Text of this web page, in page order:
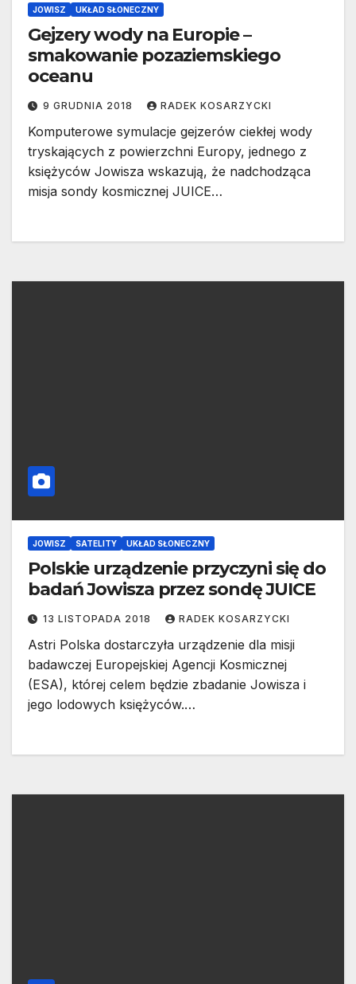
JOWISZ UKŁAD SŁONECZNY
Gejzery wody na Europie –
smakowanie pozaziemskiego
oceanu
9 GRUDNIA 2018 RADEK KOSARZYCKI
Komputerowe symulacje gejzerów ciekłej wody
tryskających z powierzchni Europy, jednego z
księżyców Jowisza wskazują, że nadchodząca
misja sondy kosmicznej JUICE…
JOWISZ SATELITY UKŁAD SŁONECZNY
Polskie urządzenie przyczyni się do
badań Jowisza przez sondę JUICE
13 LISTOPADA 2018 RADEK KOSARZYCKI
Astri Polska dostarczyła urządzenie dla misji
badawczej Europejskiej Agencji Kosmicznej
(ESA), której celem będzie zbadanie Jowisza i
jego lodowych księżyców.…